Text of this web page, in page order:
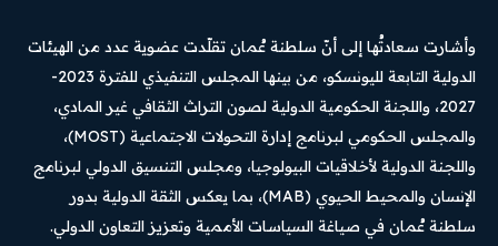
وأشارت سعادتُها إلى أنّ سلطنة عُمان تقلّدت عضوية عدد من الهيئات
الدولية التابعة لليونسكو، من بينها المجلس التنفيذي للفترة 2023-
2027، واللجنة الحكومية الدولية لصون التراث الثقافي غير المادي،
والمجلس الحكومي لبرنامج إدارة التحولات الاجتماعية (MOST)،
واللجنة الدولية لأخلاقيات البيولوجيا، ومجلس التنسيق الدولي لبرنامج
الإنسان والمحيط الحيوي (MAB)، بما يعكس الثقة الدولية بدور
سلطنة عُمان في صياغة السياسات الأممية وتعزيز التعاون الدولي.